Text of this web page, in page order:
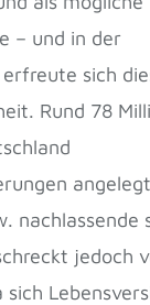
e – und in der
sich
Rund 78
nachlassende
jedoch
sich